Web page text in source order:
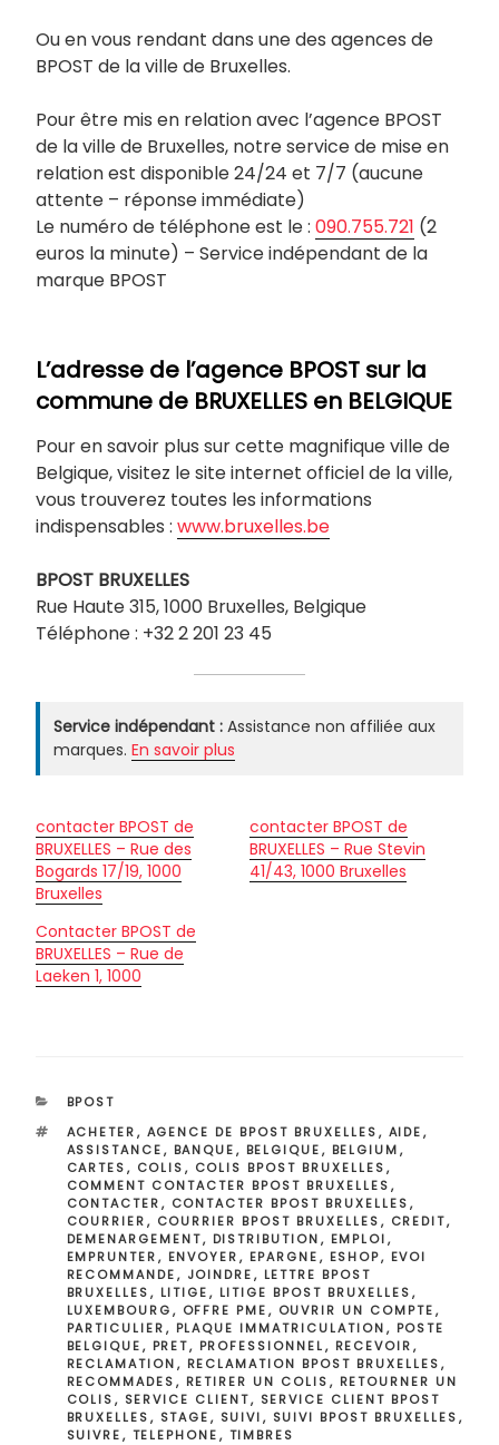
Ou en vous rendant dans une des agences de
BPOST de la ville de Bruxelles.
Pour être mis en relation avec l’agence BPOST
de la ville de Bruxelles, notre service de mise en
relation est disponible 24/24 et 7/7 (aucune
attente – réponse immédiate)
Le numéro de téléphone est le : 090.755.721 (2
euros la minute) – Service indépendant de la
marque BPOST
L’adresse de l’agence BPOST sur la
commune de BRUXELLES en BELGIQUE
Pour en savoir plus sur cette magnifique ville de
Belgique, visitez le site internet officiel de la ville,
vous trouverez toutes les informations
indispensables : www.bruxelles.be
BPOST BRUXELLES
Rue Haute 315, 1000 Bruxelles, Belgique
Téléphone : +32 2 201 23 45
Service indépendant : Assistance non affiliée aux
marques. En savoir plus
contacter BPOST de
BRUXELLES – Rue des
Bogards 17/19, 1000
Bruxelles
contacter BPOST de
BRUXELLES – Rue Stevin
41/43, 1000 Bruxelles
Contacter BPOST de
BRUXELLES – Rue de
Laeken 1, 1000
CATÉGORIES
BPOST
ÉTIQUETTES
ACHETER, AGENCE DE BPOST BRUXELLES, AIDE,
ASSISTANCE, BANQUE, BELGIQUE, BELGIUM,
CARTES, COLIS, COLIS BPOST BRUXELLES,
COMMENT CONTACTER BPOST BRUXELLES,
CONTACTER, CONTACTER BPOST BRUXELLES,
COURRIER, COURRIER BPOST BRUXELLES, CREDIT,
DEMENARGEMENT, DISTRIBUTION, EMPLOI,
EMPRUNTER, ENVOYER, EPARGNE, ESHOP, EVOI
RECOMMANDE, JOINDRE, LETTRE BPOST
BRUXELLES, LITIGE, LITIGE BPOST BRUXELLES,
LUXEMBOURG, OFFRE PME, OUVRIR UN COMPTE,
PARTICULIER, PLAQUE IMMATRICULATION, POSTE
BELGIQUE, PRET, PROFESSIONNEL, RECEVOIR,
RECLAMATION, RECLAMATION BPOST BRUXELLES,
RECOMMADES, RETIRER UN COLIS, RETOURNER UN
COLIS, SERVICE CLIENT, SERVICE CLIENT BPOST
BRUXELLES, STAGE, SUIVI, SUIVI BPOST BRUXELLES,
SUIVRE, TELEPHONE, TIMBRES